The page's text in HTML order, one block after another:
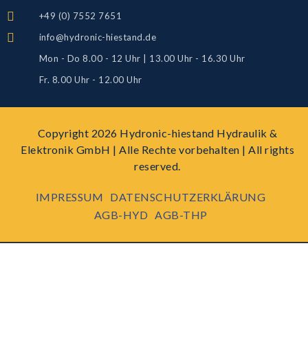
+49 (0) 7552 7651
info@hydronic-hiestand.de
Mon - Do 8.00 - 12 Uhr | 13.00 Uhr - 16.30 Uhr
Fr. 8.00 Uhr - 12.00 Uhr
Copyright 2026 Hydronic-hiestand Hydraulik &
Elektronik GmbH | Alle Rechte vorbehalten | All rights
reserved.
IMPRESSUM
DATENSCHUTZERKLÄRUNG
AGB-HYD AGB-THP